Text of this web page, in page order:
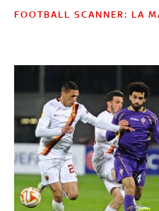
FOOTBALL SCANNER: LA